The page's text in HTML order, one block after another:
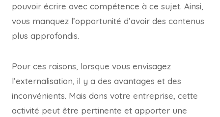
pouvoir écrire avec compétence à ce sujet. Ainsi,
vous manquez l’opportunité d’avoir des contenus
plus approfondis.
Pour ces raisons, lorsque vous envisagez
l’externalisation, il y a des avantages et des
inconvénients. Mais dans votre entreprise, cette
activité peut être pertinente et apporter une